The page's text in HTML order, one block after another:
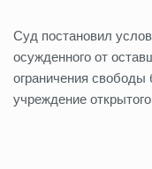
Суд постановил
осужденного от
ограничения свободы
учреждение